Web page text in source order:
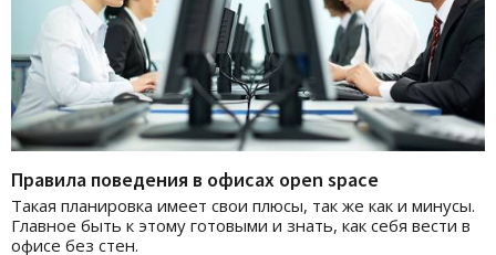
Правила поведения в офисах open space
Такая планировка имеет свои плюсы, так же как и минусы.
Главное быть к этому готовыми и знать, как себя вести в
офисе без стен.